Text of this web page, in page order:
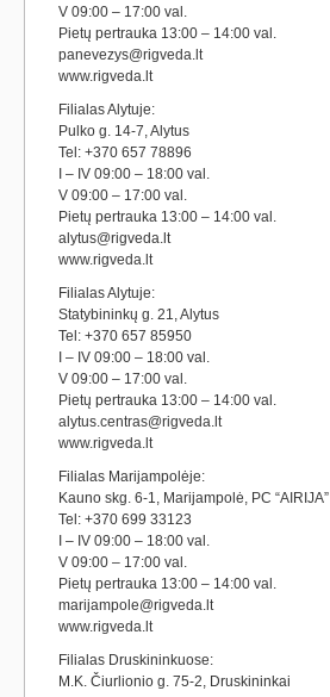
V 09:00 – 17:00 val.
Pietų pertrauka 13:00 – 14:00 val.
panevezys@rigveda.lt
www.rigveda.lt
Filialas Alytuje:
Pulko g. 14-7, Alytus
Tel: +370 657 78896
I – IV 09:00 – 18:00 val.
V 09:00 – 17:00 val.
Pietų pertrauka 13:00 – 14:00 val.
alytus@rigveda.lt
www.rigveda.lt
Filialas Alytuje:
Statybininkų g. 21, Alytus
Tel: +370 657 85950
I – IV 09:00 – 18:00 val.
V 09:00 – 17:00 val.
Pietų pertrauka 13:00 – 14:00 val.
alytus.centras@rigveda.lt
www.rigveda.lt
Filialas Marijampolėje:
Kauno skg. 6-1, Marijampolė, PC “AIRIJA”
Tel: +370 699 33123
I – IV 09:00 – 18:00 val.
V 09:00 – 17:00 val.
Pietų pertrauka 13:00 – 14:00 val.
marijampole@rigveda.lt
www.rigveda.lt
Filialas Druskininkuose:
M.K. Čiurlionio g. 75-2, Druskininkai